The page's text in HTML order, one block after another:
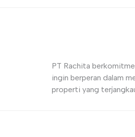
PT Rachita
ingin berperan dalam
properti yang